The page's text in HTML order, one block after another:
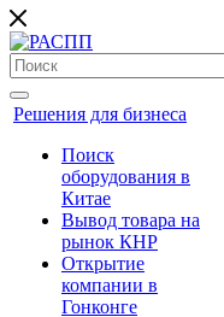
Решения для бизнеса
Поиск
оборудования в
Китае
Вывод товара на
рынок КНР
Открытие
компании в
Гонконге